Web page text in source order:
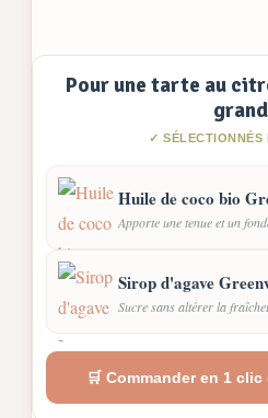
Pour une tarte au
✓ SÉLECTIONNÉS
Huile de coco bio
Apporte une tenue et un
Sirop d'agave
Sucre sans altérer la
🛒 Commander en 1